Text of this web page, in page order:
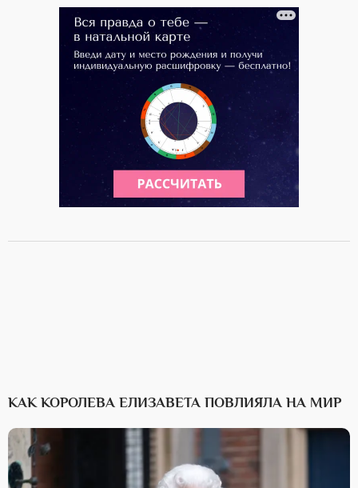
КАК КОРОЛЕВА ЕЛИЗАВЕТА ПОВЛИЯЛА НА МИР